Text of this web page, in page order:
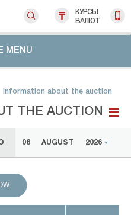
КУРСЫ
ВАЛЮТ
MENU
Information about the auction
THE AUCTION
08 AUGUST 2026